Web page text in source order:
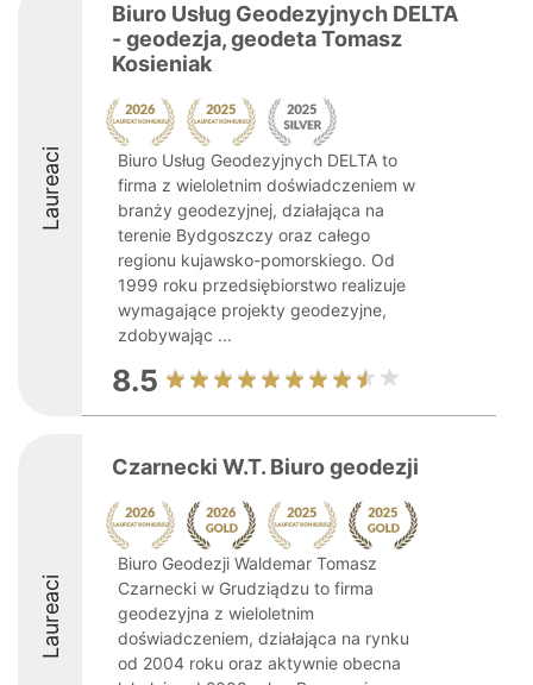
Laureaci
Biuro Usług Geodezyjnych DELTA
- geodezja, geodeta Tomasz
Kosieniak
Biuro Usług Geodezyjnych DELTA to
firma z wieloletnim doświadczeniem w
branży geodezyjnej, działająca na
terenie Bydgoszczy oraz całego
regionu kujawsko-pomorskiego. Od
1999 roku przedsiębiorstwo realizuje
wymagające projekty geodezyjne,
zdobywając ...
8.5
Laureaci
Czarnecki W.T. Biuro geodezji
Biuro Geodezji Waldemar Tomasz
Czarnecki w Grudziądzu to firma
geodezyjna z wieloletnim
doświadczeniem, działająca na rynku
od 2004 roku oraz aktywnie obecna